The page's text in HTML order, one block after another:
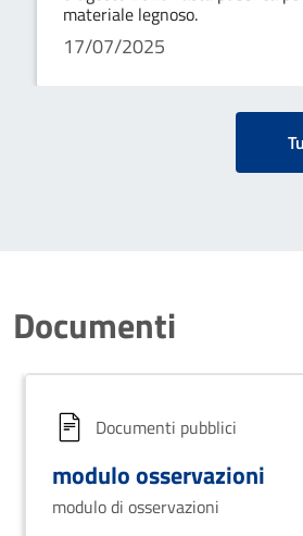
materiale legnoso.
17/07/2025
Documenti
Documenti pubblici
modulo osservazioni
modulo di osservazioni